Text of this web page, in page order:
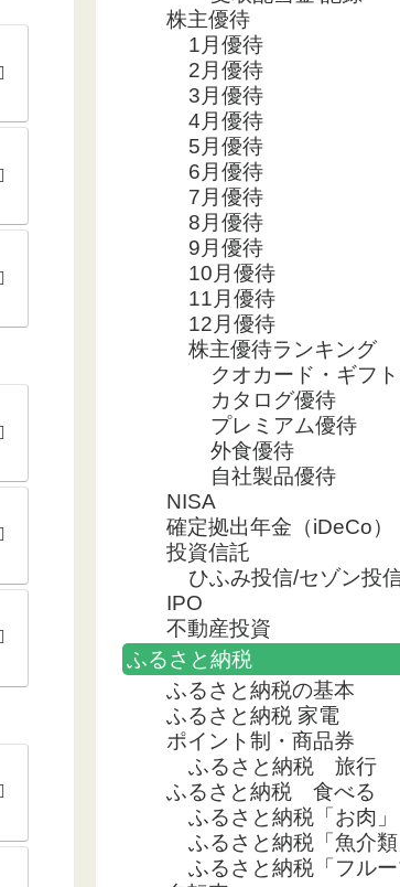
株主優待
1月優待
2月優待
3月優待
4月優待
5月優待
6月優待
7月優待
8月優待
9月優待
10月優待
11月優待
12月優待
株主優待ランキング
クオカード・ギフ
カタログ優待
プレミアム優待
外食優待
自社製品優待
NISA
確定拠出年金（iDeCo）
投資信託
ひふみ投信/セゾン投
IPO
不動産投資
ふるさと納税
ふるさと納税の基本
ふるさと納税 家電
ポイント制・商品券
ふるさと納税 旅行
ふるさと納税 食べる
ふるさと納税「お肉」
ふるさと納税「魚介類
ふるさと納税「フルー